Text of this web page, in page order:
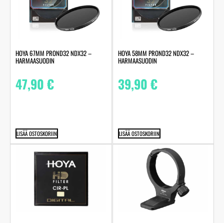
HOYA 67MM PROND32 NDX32 –
HARMAASUODIN
47,90€
LISÄÄ OSTOSKORIIN
HOYA 58MM PROND32 NDX32 –
HARMAASUODIN
39,90€
LISÄÄ OSTOSKORIIN